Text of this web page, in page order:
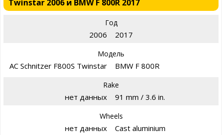
Twinstar 2006 и BMW F 800R 2017
Год
2006 2017
Модель
AC Schnitzer F800S Twinstar BMW F 800R
Rake
нет данных 91 mm / 3.6 in.
Wheels
нет данных Cast aluminium